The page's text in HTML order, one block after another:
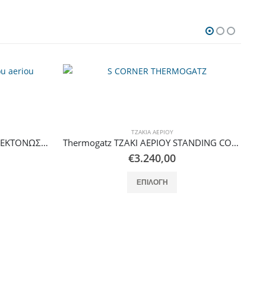
Thermogatz ΠΕΡΣΙΔΑ ΤΖΑΚΙΟΥ ΕΚΤΟΝΩΣΗΣ ΦΥΣΙΚΗΣ ΡΟΗΣ – ΓΩΝΙΑ 40X80
ΤΖΆΚΙΑ ΑΕΡΊΟΥ
Thermogatz ΤΖΑΚΙ ΑΕΡΙΟΥ STANDING CORNER ΓΩΝΙΑΚΟ
€3.240,00
ΕΠΙΛΟΓΉ